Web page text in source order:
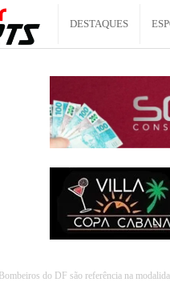
Viver
DESTAQUES
Bombeiros do DF são referência na